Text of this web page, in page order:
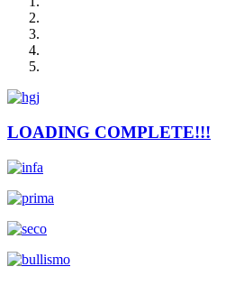
LOADING COMPLETE!!!